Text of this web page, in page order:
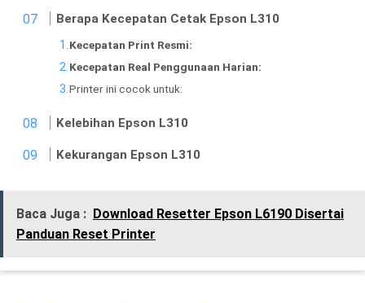
Berapa Kecepatan Cetak Epson L310
Kecepatan Print Resmi:
Kecepatan Real Penggunaan Harian:
Printer ini cocok untuk:
Kelebihan Epson L310
Kekurangan Epson L310
Baca Juga : Download Resetter Epson L6190 Disertai
Panduan Reset Printer